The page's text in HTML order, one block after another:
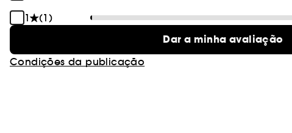
1
(1)
Dar a minha avaliação
Condições da publicação